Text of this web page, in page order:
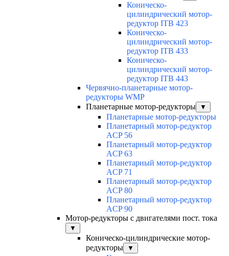
Коническо-
цилиндрический мотор-
редуктор ITB 423
Коническо-
цилиндрический мотор-
редуктор ITB 433
Коническо-
цилиндрический мотор-
редуктор ITB 443
Червячно-планетарные мотор-
редукторы WMP
Планетарные мотор-редукторы
▼
Планетарные мотор-редукторы
Планетарный мотор-редуктор
ACP 56
Планетарный мотор-редуктор
ACP 63
Планетарный мотор-редуктор
ACP 71
Планетарный мотор-редуктор
ACP 80
Планетарный мотор-редуктор
ACP 90
Мотор-редукторы с двигателями пост. тока
▼
Коническо-цилиндрические мотор-
редукторы
▼